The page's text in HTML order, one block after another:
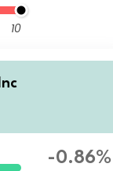
10
-0.86%